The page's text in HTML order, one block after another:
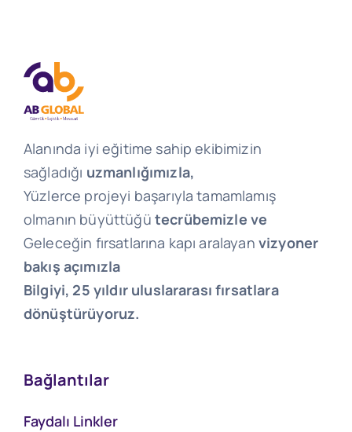
Alanında iyi eğitime sahip ekibimizin
sağladığı uzmanlığımızla,
Yüzlerce projeyi başarıyla tamamlamış
olmanın büyüttüğü tecrübemizle ve
Geleceğin fırsatlarına kapı aralayan vizyoner
bakış açımızla
Bilgiyi, 25 yıldır uluslararası fırsatlara
dönüştürüyoruz.
Bağlantılar
Faydalı Linkler